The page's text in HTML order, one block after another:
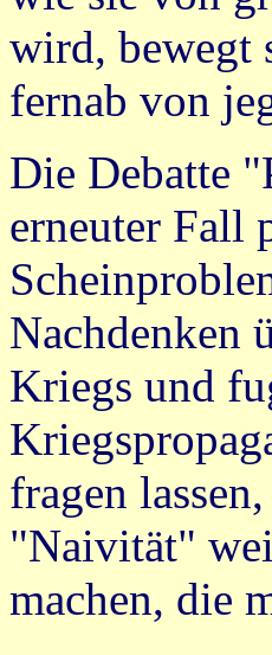
wird, bewegt
fernab von
Die Debatte
erneuter Fall
Nachdenken
Kriegs und
fragen
"Naivität"
machen, die